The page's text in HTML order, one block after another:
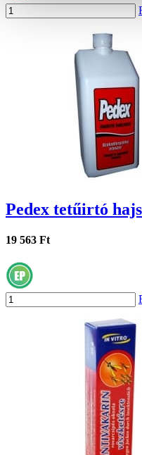
Pedex tetűirtó
19 563 Ft